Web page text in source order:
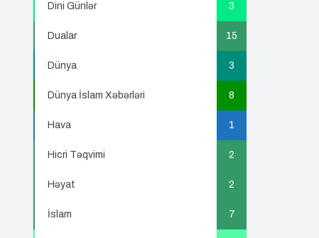
Dini Günlər 3
Dualar 15
Dünya 3
Dünya İslam Xəbərləri 8
Hava 1
Hicri Təqvimi 2
Həyat 2
İslam 7